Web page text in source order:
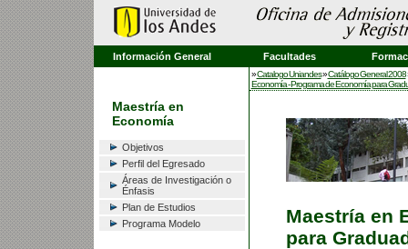
Información General Facultades
Maestría en
Economía
Objetivos
Perfil del Egresado
Áreas de Investigación o
Énfasis
Plan de Estudios
Programa Modelo
»Catalogo Uniandes»Catálogo General 2008
Economía - Programa de Economía para
Maestría en
para